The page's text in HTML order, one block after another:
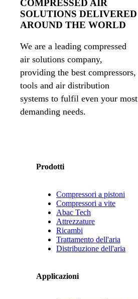
COMPRESSED AIR
SOLUTIONS DELIVERED
AROUND THE WORLD
We are a leading compressed
air solutions company,
providing the best compressors,
tools and air distribution
systems to fulfil even your most
demanding needs.
Prodotti
Compressori a pistoni
Compressori a vite
Abac Tech
Attrezzature
Ricambi
Trattamento dell'aria
Distribuzione dell'aria
Applicazioni